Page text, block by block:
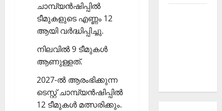
ചാമ്പ്യന്‍ഷിപ്പില്‍
ടീമുകളുടെ എണ്ണം 12
ആയി വര്‍ദ്ധിപ്പിച്ചു.
നിലവില്‍ 9 ടീമുകള്‍
ആണുള്ളത്.
2027-ല്‍ ആരംഭിക്കുന്ന
ടെസ്റ്റ് ചാമ്പ്യന്‍ഷിപ്പില്‍
12 ടീമുകള്‍ മത്സരിക്കും.